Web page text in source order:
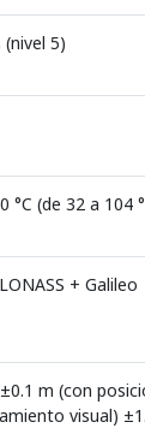
5)
°C (de 32 a 104
+ Galileo
m (con
visual)